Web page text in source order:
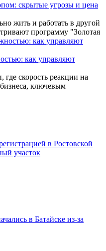
скрытые угрозы и цена
жить и работать в другой
программу "Золотая
как управляют
скорость реакции на
ключевым
в Ростовской
участок
в Батайске из-за